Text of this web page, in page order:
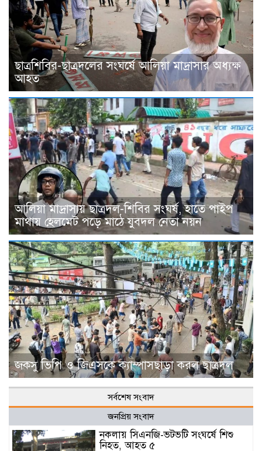
ছাত্রশিবির-ছাত্রদলের সংঘর্ষে আলিয়া মাদ্রাসার অধ্যক্ষ
আহত
আলিয়া মাদ্রাসায় ছাত্রদল-শিবির সংঘর্ষ, হাতে পাইপ
মাথায় হেলমেট পড়ে মাঠে যুবদল নেতা নয়ন
জকসু ভিপি ও জিএসকে ক্যাম্পাসছাড়া করল ছাত্রদল
সর্বশেষ সংবাদ
জনপ্রিয় সংবাদ
নকলায় সিএনজি-ভটভটি সংঘর্ষে শিশু
নিহত, আহত ৫